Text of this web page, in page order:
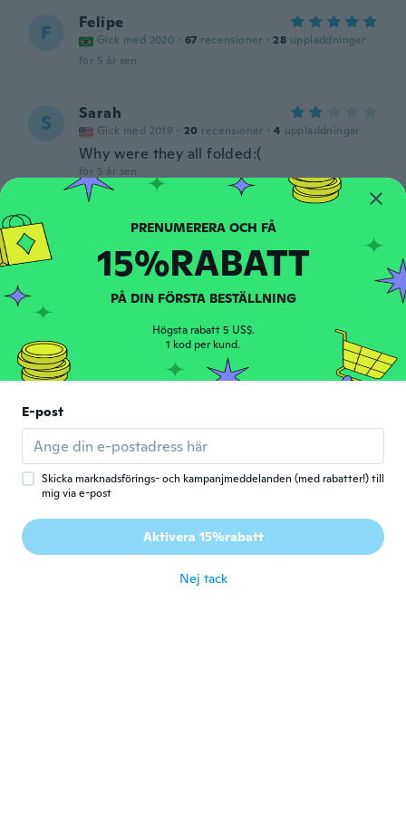
F Felipe
Gick med 2020 · 67 recensioner · 28 uppladdningar
för 5 år sen
S Sarah
Gick med 2019 · 20 recensioner · 4 uppladdningar
Why were they all folded:(
för 5 år sen
M
för 5 år sen
J Gick med 2018 · 180 recensioner uppladdningar
items come folded so they required
hydrating and then opening which leads to
mounting on Wish from other vendors to
avoid the issues.
Kristy
Gick med 2020 · 110 recensioner
PRENUMERERA OCH FÅ
15%RABATT
PÅ DIN FÖRSTA BESTÄLLNING
Högsta rabatt 5 US$.
1 kod per kund.
E-post
Skicka marknadsförings- och kampanjmeddelanden (med rabatter!) till
mig via e-post
Aktivera 15%rabatt
Nej tack